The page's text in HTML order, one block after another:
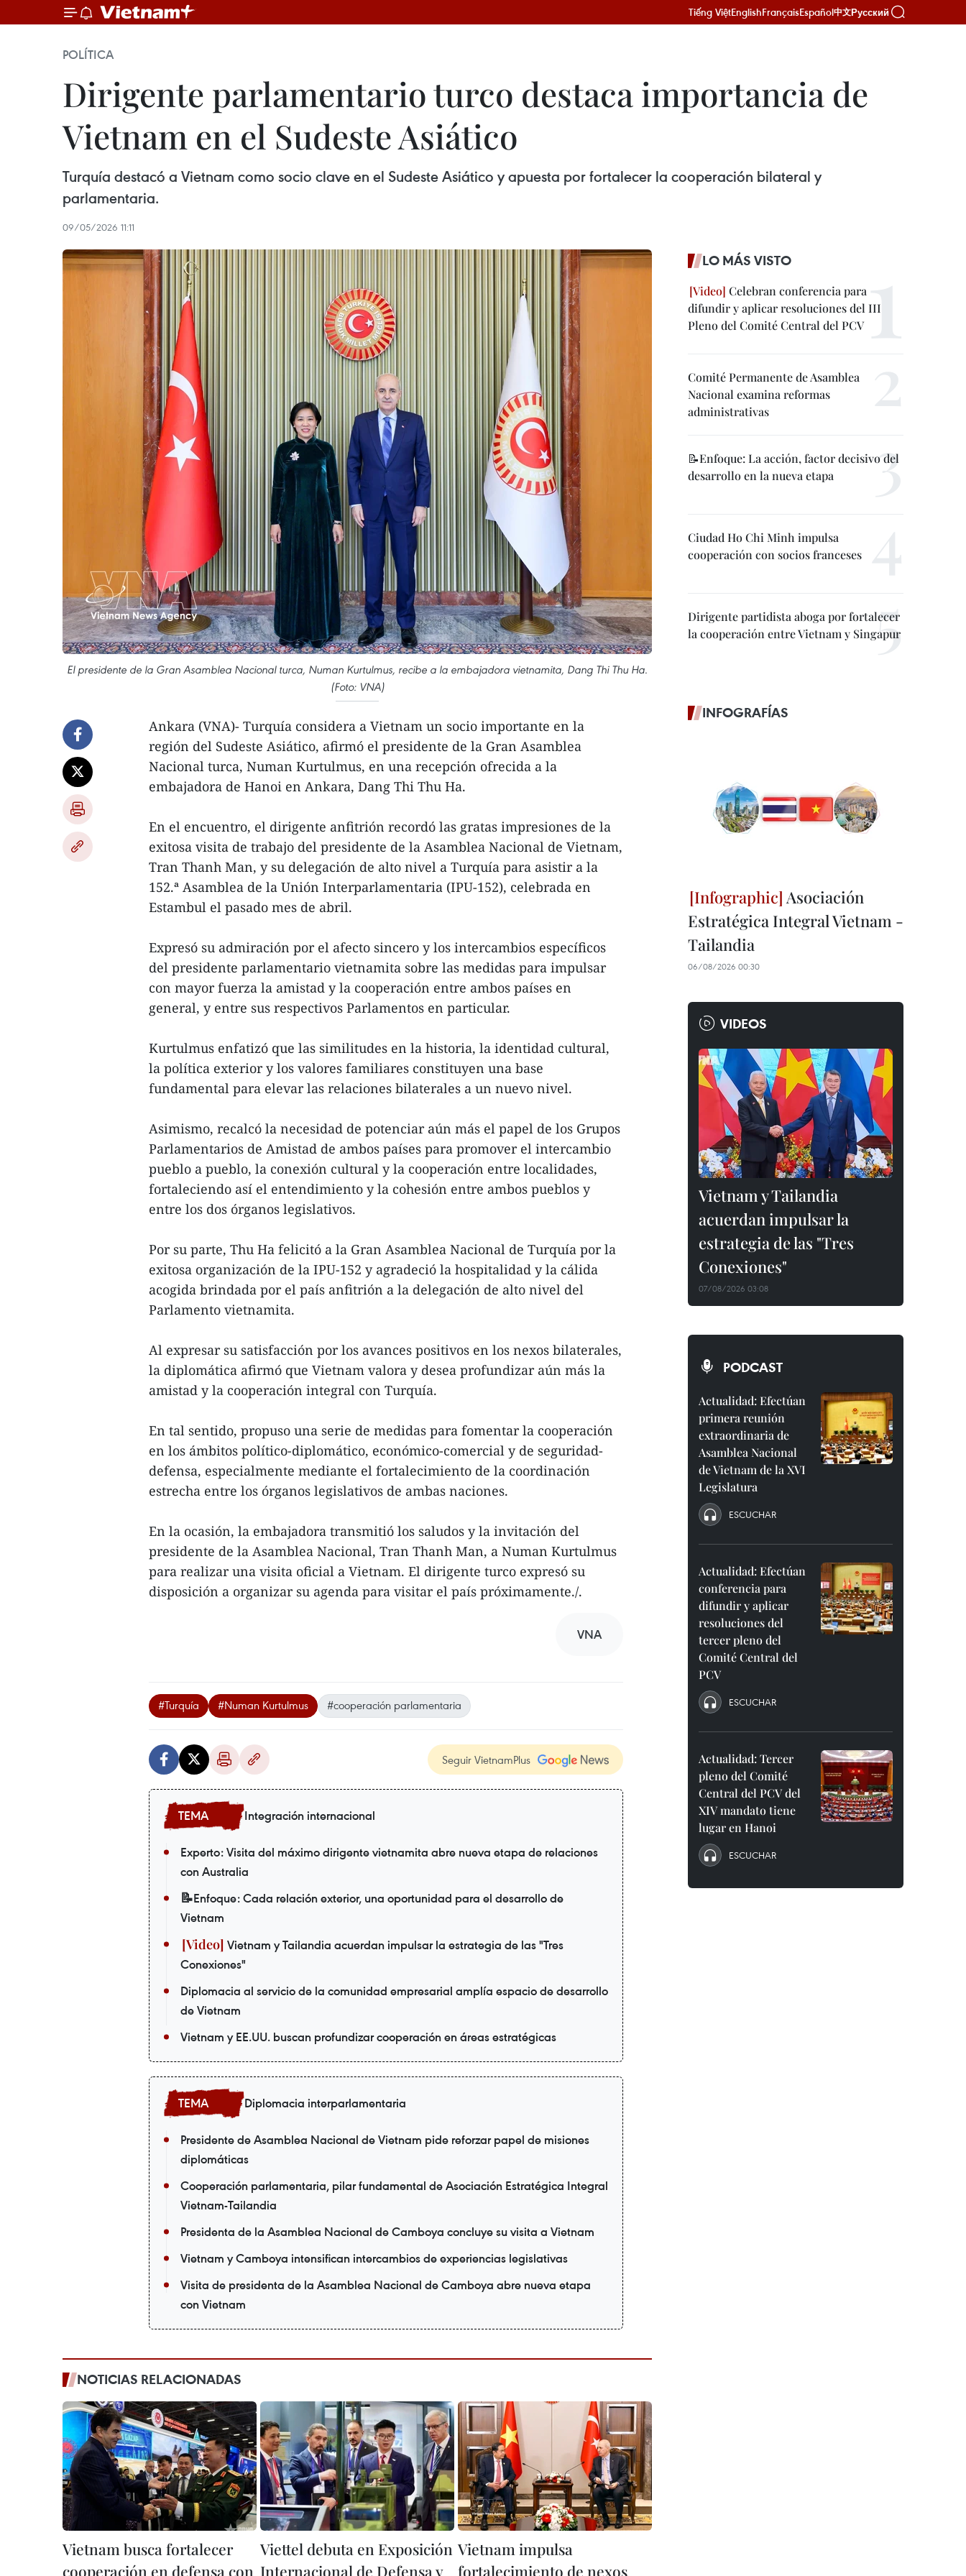
Tiếng ViệtEnglishFrançaisEspañol中文Русский
POLÍTICA
Dirigente parlamentario turco destaca importancia de
Vietnam en el Sudeste Asiático
Turquía destacó a Vietnam como socio clave en el Sudeste Asiático y apuesta por fortalecer la cooperación bilateral y
parlamentaria.
09/05/2026 11:11
El presidente de la Gran Asamblea Nacional turca, Numan Kurtulmus, recibe a la embajadora vietnamita, Dang Thi Thu Ha.
(Foto: VNA)
Ankara (VNA)- Turquía considera a Vietnam un socio importante en la
región del Sudeste Asiático, afirmó el presidente de la Gran Asamblea
Nacional turca, Numan Kurtulmus, en una recepción ofrecida a la
embajadora de Hanoi en Ankara, Dang Thi Thu Ha.
En el encuentro, el dirigente anfitrión recordó las gratas impresiones de la
exitosa visita de trabajo del presidente de la Asamblea Nacional de Vietnam,
Tran Thanh Man, y su delegación de alto nivel a Turquía para asistir a la
152.ª Asamblea de la Unión Interparlamentaria (IPU-152), celebrada en
Estambul el pasado mes de abril.
Expresó su admiración por el afecto sincero y los intercambios específicos
del presidente parlamentario vietnamita sobre las medidas para impulsar
con mayor fuerza la amistad y la cooperación entre ambos países en
general, y entre sus respectivos Parlamentos en particular.
Kurtulmus enfatizó que las similitudes en la historia, la identidad cultural,
la política exterior y los valores familiares constituyen una base
fundamental para elevar las relaciones bilaterales a un nuevo nivel.
Asimismo, recalcó la necesidad de potenciar aún más el papel de los Grupos
Parlamentarios de Amistad de ambos países para promover el intercambio
pueblo a pueblo, la conexión cultural y la cooperación entre localidades,
fortaleciendo así el entendimiento y la cohesión entre ambos pueblos y
entre los dos órganos legislativos.
Por su parte, Thu Ha felicitó a la Gran Asamblea Nacional de Turquía por la
exitosa organización de la IPU-152 y agradeció la hospitalidad y la cálida
acogida brindada por el país anfitrión a la delegación de alto nivel del
Parlamento vietnamita.
Al expresar su satisfacción por los avances positivos en los nexos bilaterales,
la diplomática afirmó que Vietnam valora y desea profundizar aún más la
amistad y la cooperación integral con Turquía.
En tal sentido, propuso una serie de medidas para fomentar la cooperación
en los ámbitos político-diplomático, económico-comercial y de seguridad-
defensa, especialmente mediante el fortalecimiento de la coordinación
estrecha entre los órganos legislativos de ambas naciones.
En la ocasión, la embajadora transmitió los saludos y la invitación del
presidente de la Asamblea Nacional, Tran Thanh Man, a Numan Kurtulmus
para realizar una visita oficial a Vietnam. El dirigente turco expresó su
disposición a organizar su agenda para visitar el país próximamente./.
VNA
#Turquía #Numan Kurtulmus #cooperación parlamentaria
Seguir VietnamPlus
Integración internacional
Experto: Visita del máximo dirigente vietnamita abre nueva etapa de relaciones
con Australia
📝Enfoque: Cada relación exterior, una oportunidad para el desarrollo de
Vietnam
Vietnam y Tailandia acuerdan impulsar la estrategia de las "Tres
Conexiones"
Diplomacia al servicio de la comunidad empresarial amplía espacio de desarrollo
de Vietnam
Vietnam y EE.UU. buscan profundizar cooperación en áreas estratégicas
Diplomacia interparlamentaria
Presidente de Asamblea Nacional de Vietnam pide reforzar papel de misiones
diplomáticas
Cooperación parlamentaria, pilar fundamental de Asociación Estratégica Integral
Vietnam-Tailandia
Presidenta de la Asamblea Nacional de Camboya concluye su visita a Vietnam
Vietnam y Camboya intensifican intercambios de experiencias legislativas
Visita de presidenta de la Asamblea Nacional de Camboya abre nueva etapa
con Vietnam
NOTICIAS RELACIONADAS
Vietnam busca fortalecer
cooperación en defensa con
Viettel debuta en Exposición
Internacional de Defensa y
Vietnam impulsa
fortalecimiento de nexos
LO MÁS VISTO
Celebran conferencia para
difundir y aplicar resoluciones del III
Pleno del Comité Central del PCV
Comité Permanente de Asamblea
Nacional examina reformas
administrativas
📝Enfoque: La acción, factor decisivo del
desarrollo en la nueva etapa
Ciudad Ho Chi Minh impulsa
cooperación con socios franceses
Dirigente partidista aboga por fortalecer
la cooperación entre Vietnam y Singapur
INFOGRAFÍAS
Asociación
Estratégica Integral Vietnam -
Tailandia
06/08/2026 00:30
VIDEOS
Vietnam y Tailandia
acuerdan impulsar la
estrategia de las "Tres
Conexiones"
07/08/2026 03:08
PODCAST
Actualidad: Efectúan
primera reunión
extraordinaria de
Asamblea Nacional
de Vietnam de la XVI
Legislatura
ESCUCHAR
Actualidad: Efectúan
conferencia para
difundir y aplicar
resoluciones del
tercer pleno del
Comité Central del
PCV
ESCUCHAR
Actualidad: Tercer
pleno del Comité
Central del PCV del
XIV mandato tiene
lugar en Hanoi
ESCUCHAR